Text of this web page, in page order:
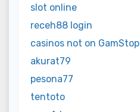
slot online
receh88 login
casinos not on GamStop
akurat79
pesona77
tentoto